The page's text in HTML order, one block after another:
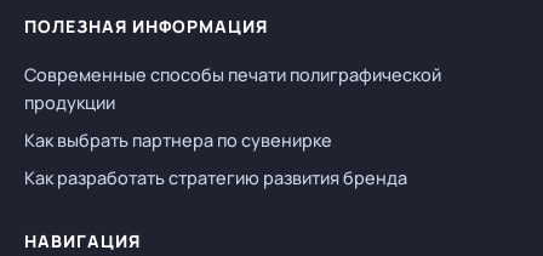
ПОЛЕЗНАЯ ИНФОРМАЦИЯ
Современные способы печати полиграфической
продукции
Как выбрать партнера по сувенирке
Как разработать стратегию развития бренда
НАВИГАЦИЯ